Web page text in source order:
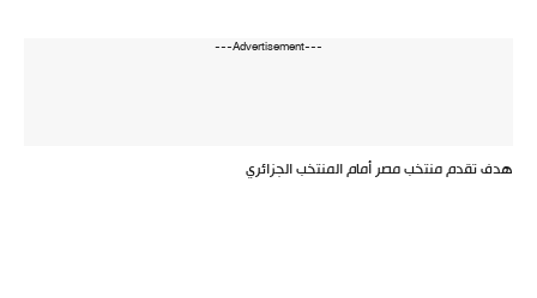
---Advertisement---
هدف تقدم منتخب مصر أمام المنتخب الجزائري